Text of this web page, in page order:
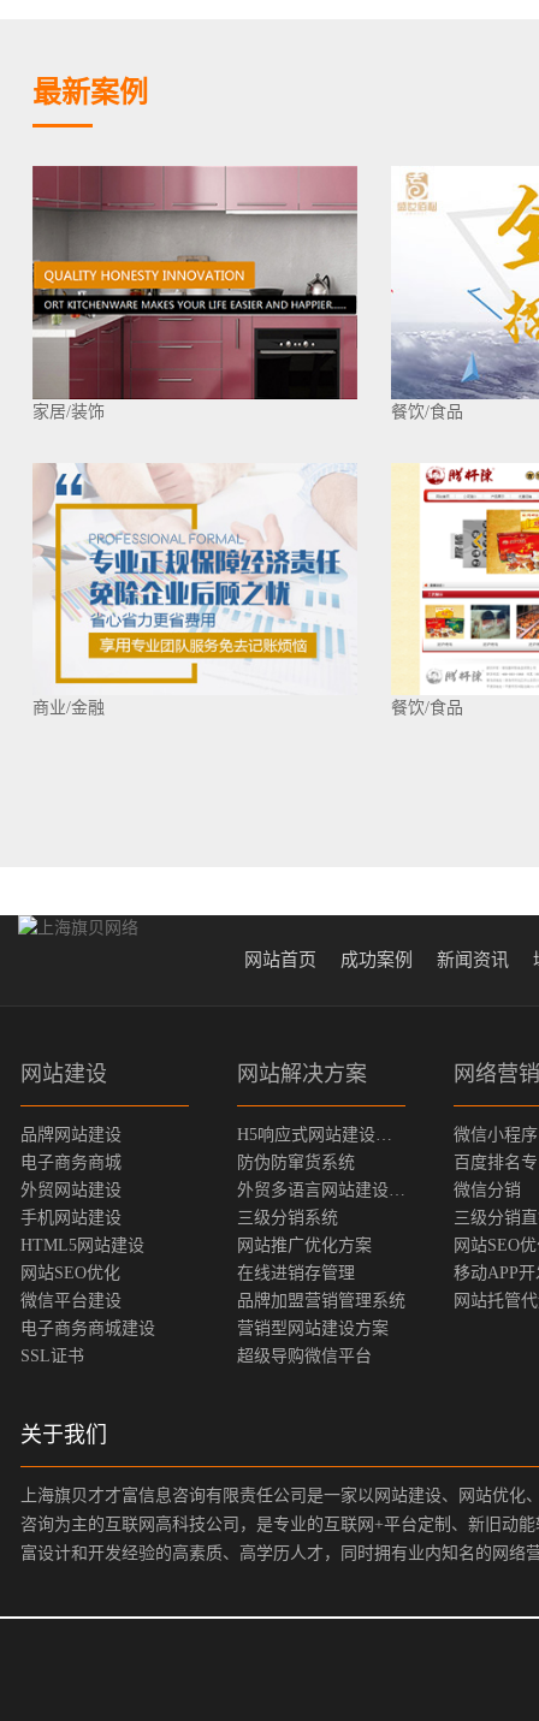
最新案例
家居/装饰 餐饮/食品
商业/金融 餐饮/食品
网站首页 成功案例 新闻资讯
网站建设
品牌网站建设
电子商务商城
外贸网站建设
手机网站建设
HTML5网站建设
网站SEO优化
微信平台建设
电子商务商城建设
SSL证书
网站解决方案
H5响应式网站建设方案
防伪防窜货系统
外贸多语言网站建设方案
三级分销系统
网站推广优化方案
在线进销存管理
品牌加盟营销管理系统
营销型网站建设方案
超级导购微信平台
网络营销
微信小程序
百度排名
微信分销
三级分销
网站SEO
移动APP开
网站托管
关于我们
上海旗贝才才富信息咨询有限责任公司是一家以网站建设、网站优
咨询为主的互联网高科技公司，是专业的互联网+平台定制、新旧动
富设计和开发经验的高素质、高学历人才，同时拥有业内知名的网络